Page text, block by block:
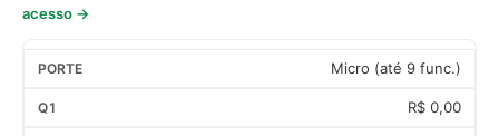
acesso →
Micro (até 9 func.)
R$ 0,00